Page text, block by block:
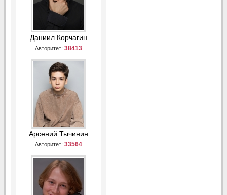
Даниил Корчагин
Авторитет: 38413
Арсений Тычинин
Авторитет: 33564